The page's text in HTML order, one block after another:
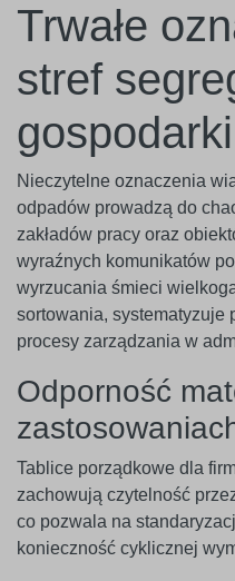
Trwałe
stref
Nieczytelne oznaczenia
odpadów prowadzą do
zakładów pracy oraz
wyraźnych komunikatów
wyrzucania śmieci
sortowania, systematyzuje
procesy zarządzania w
Odporność
Tablice porządkowe dla
zachowują czytelność
co pozwala na
konieczność cyklicznej